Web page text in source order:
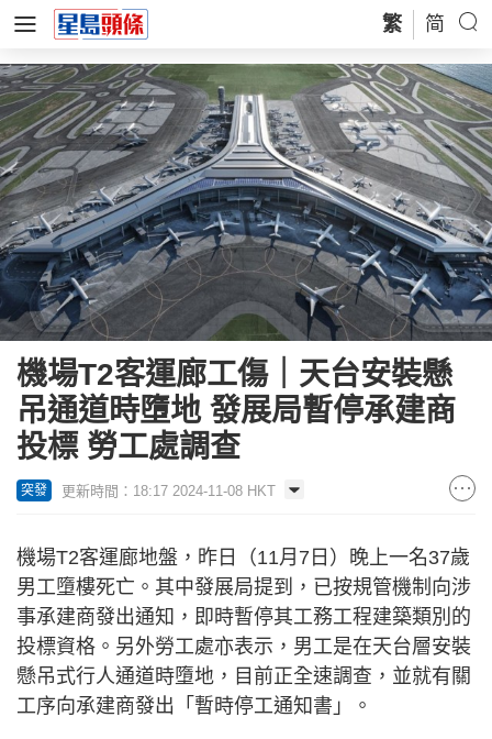
繁 简
​機場T2客運廊工傷｜天台安裝懸
吊通道時墮地 發展局暫停承建商
投標 勞工處調查
突發 更新時間：18:17 2024-11-08 HKT
機場T2客運廊地盤，昨日（11月7日）晚上一名37歲
男工墮樓死亡。其中發展局提到，已按規管機制向涉
事承建商發出通知，即時暫停其工務工程建築類別的
投標資格。另外勞工處亦表示，男工是在天台層安裝
懸吊式行人通道時墮地，目前正全速調查，並就有關
工序向承建商發出「暫時停工通知書」。